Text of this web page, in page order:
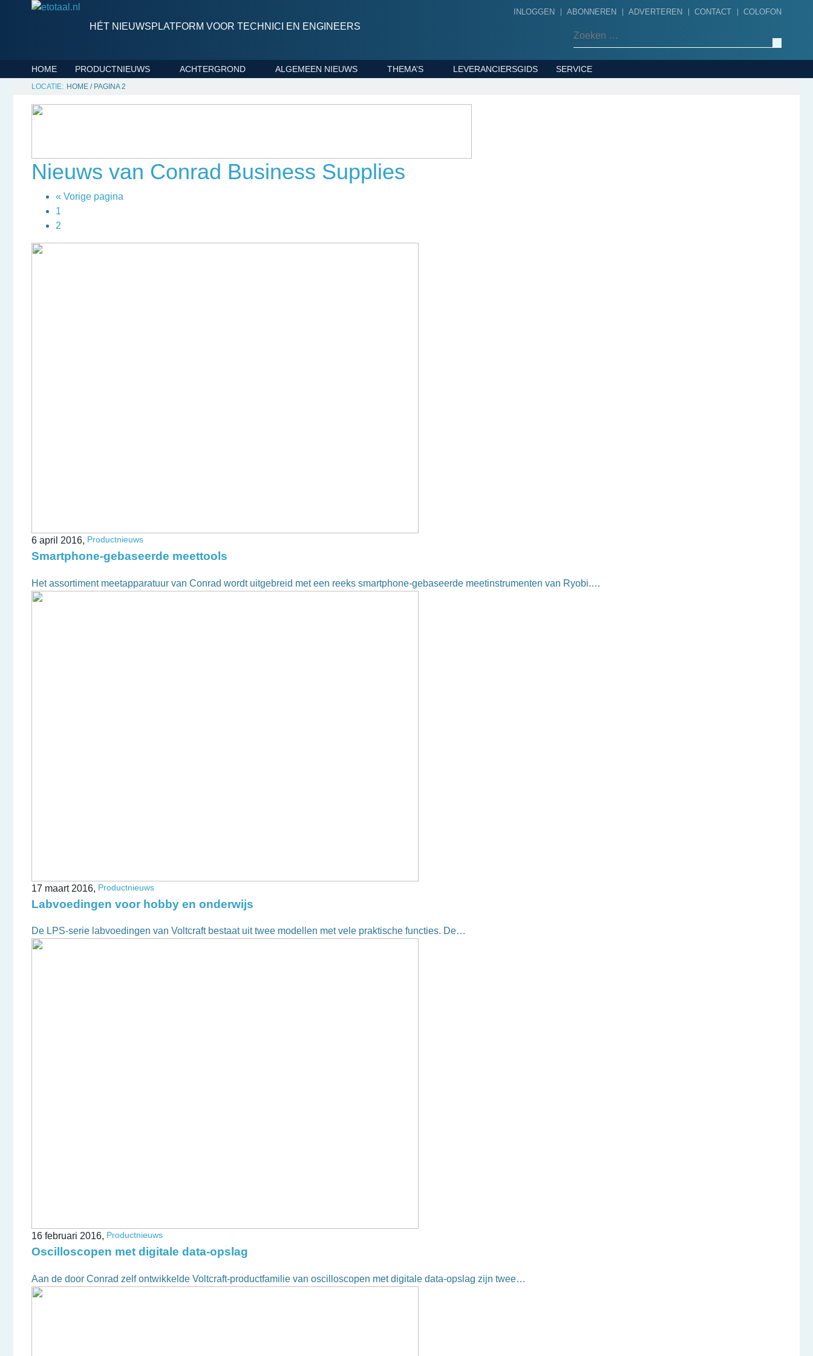
HÉT NIEUWSPLATFORM VOOR TECHNICI EN ENGINEERS
INLOGGEN ABONNEREN ADVERTEREN CONTACT COLOFON
HOME PRODUCTNIEUWS ACHTERGROND ALGEMEEN NIEUWS THEMA’S LEVERANCIERSGIDS SERVICE
HOME / PAGINA 2
Nieuws van Conrad Business Supplies
« Vorige pagina
1
2
6 april 2016, Productnieuws
Smartphone-gebaseerde meettools
Het assortiment meetapparatuur van Conrad wordt uitgebreid met een reeks smartphone-gebaseerde meetinstrumenten van Ryobi.…
17 maart 2016, Productnieuws
Labvoedingen voor hobby en onderwijs
De LPS-serie labvoedingen van Voltcraft bestaat uit twee modellen met vele praktische functies. De…
16 februari 2016, Productnieuws
Oscilloscopen met digitale data-opslag
Aan de door Conrad zelf ontwikkelde Voltcraft-productfamilie van oscilloscopen met digitale data-opslag zijn twee…